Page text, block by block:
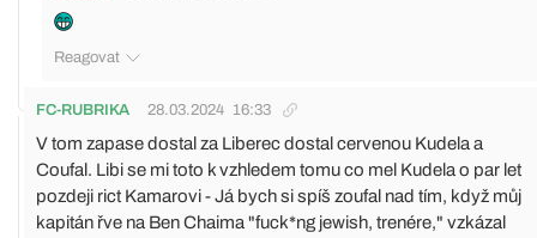
Reagovat
FC-RUBRIKA 28.03.2024 16:33
V tom zapase dostal za Liberec dostal cervenou Kudela a
Coufal. Libi se mi toto k vzhledem tomu co mel Kudela o par let
pozdeji rict Kamarovi - Já bych si spíš zoufal nad tím, když můj
kapitán řve na Ben Chaima "fuck*ng jewish, trenére," vzkázal